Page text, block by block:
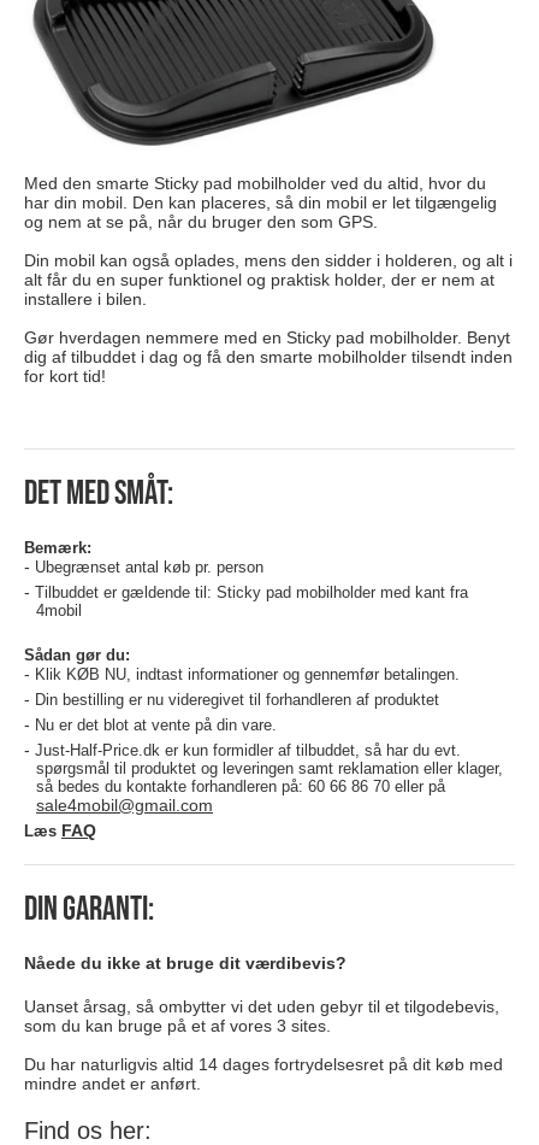
Med den smarte Sticky pad mobilholder ved du altid, hvor du
har din mobil. Den kan placeres, så din mobil er let tilgængelig
og nem at se på, når du bruger den som GPS.
Din mobil kan også oplades, mens den sidder i holderen, og alt i
alt får du en super funktionel og praktisk holder, der er nem at
installere i bilen.
Gør hverdagen nemmere med en Sticky pad mobilholder. Benyt
dig af tilbuddet i dag og få den smarte mobilholder tilsendt inden
for kort tid!
Det med småt:
Bemærk:
Ubegrænset antal køb pr. person
Tilbuddet er gældende til: Sticky pad mobilholder med kant fra
4mobil
Sådan gør du:
Klik KØB NU, indtast informationer og gennemfør betalingen.
Din bestilling er nu videregivet til forhandleren af produktet
Nu er det blot at vente på din vare.
Just-Half-Price.dk er kun formidler af tilbuddet, så har du evt.
spørgsmål til produktet og leveringen samt reklamation eller klager,
så bedes du kontakte forhandleren på: 60 66 86 70 eller på
sale4mobil@gmail.com
Læs FAQ
Din garanti:
Nåede du ikke at bruge dit værdibevis?
Uanset årsag, så ombytter vi det uden gebyr til et tilgodebevis,
som du kan bruge på et af vores 3 sites.
Du har naturligvis altid 14 dages fortrydelsesret på dit køb med
mindre andet er anført.
Find os her: